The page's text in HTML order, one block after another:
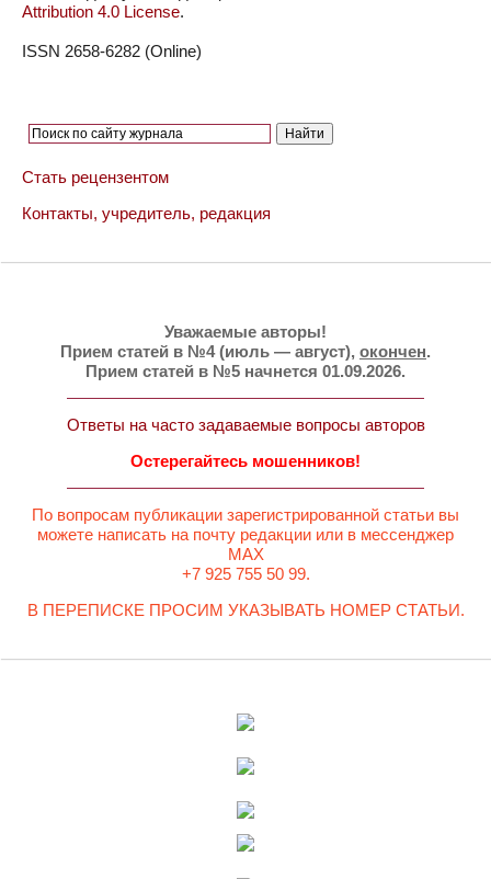
Attribution 4.0 License.
ISSN 2658-6282 (Online)
Стать рецензентом
Контакты, учредитель, редакция
Уважаемые авторы!
Прием статей в №4 (июль — август), окончен.
Прием статей в №5 начнется 01.09.2026.
Ответы на часто задаваемые вопросы авторов
Остерегайтесь мошенников!
По вопросам публикации зарегистрированной статьи вы
можете написать на почту редакции или в мессенджер
MAX
+7 925 755 50 99.
В ПЕРЕПИСКЕ ПРОСИМ УКАЗЫВАТЬ НОМЕР СТАТЬИ.